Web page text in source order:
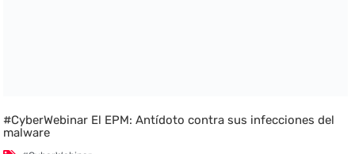
#CyberWebinar El EPM: Antídoto contra sus infecciones del
malware